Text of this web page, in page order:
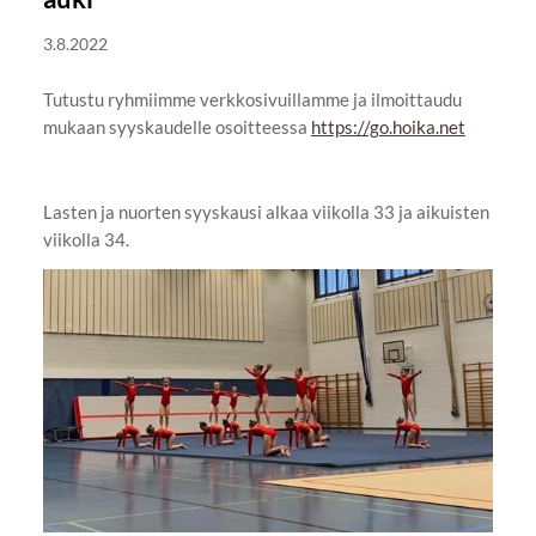
3.8.2022
Tutustu ryhmiimme verkkosivuillamme ja ilmoittaudu
mukaan syyskaudelle osoitteessa https://go.hoika.net
Lasten ja nuorten syyskausi alkaa viikolla 33 ja aikuisten
viikolla 34.